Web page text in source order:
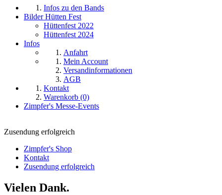
Infos zu den Bands
Bilder Hütten Fest
Hüttenfest 2022
Hüttenfest 2024
Infos
Anfahrt
Mein Account
Versandinformationen
AGB
Kontakt
Warenkorb (0)
Zimpfer's Messe-Events
Zusendung erfolgreich
Zimpfer's Shop
Kontakt
Zusendung erfolgreich
Vielen Dank.